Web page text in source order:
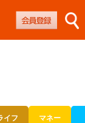
イフ マネー